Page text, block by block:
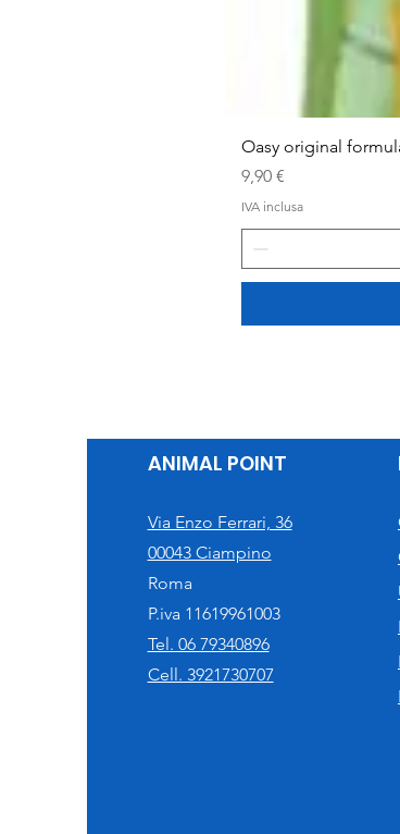
Oasy original
Prezzo
9,90 €
IVA inclusa
ANIMAL POINT
Via Enzo Ferrari, 36
00043 Ciampino
Roma
P.iva 11619961003
Tel. 06 79340896
Cell. 3921730707